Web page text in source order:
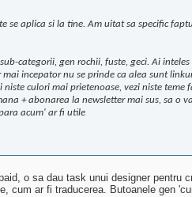
se aplica si la tine. Am uitat sa specific
categorii, gen rochii, fuste, geci. Ai inteles
incepator nu se prinde ca alea sunt
culori mai prietenoase, vezi niste teme
+ abonarea la newsletter mai sus, sa
acum' ar fi utile
o sa dau task unui designer
cum ar fi traducerea. Butoanele gen